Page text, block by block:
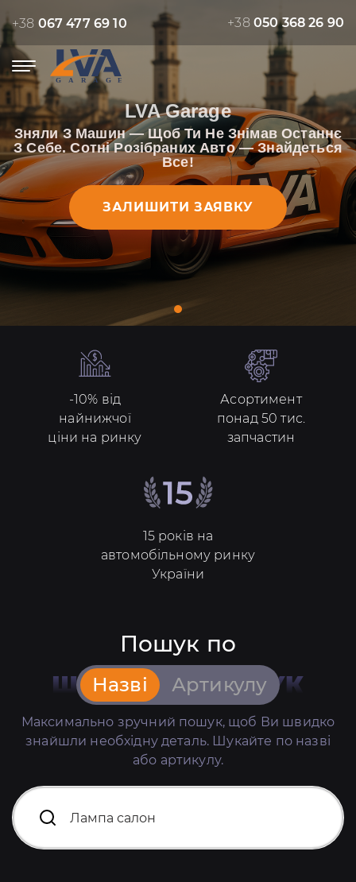
+38 067 477 69 10 +38 050 368 26 90
LVA Garage
Зняли З Машин — Щоб Ти Не Знімав Останнє
З Себе. Сотні Розібраних Авто — Знайдеться
Все!
ЗАЛИШИТИ ЗАЯВКУ
-10% від
найнижчої
ціни на ринку
Асортимент
понад 50 тис.
запчастин
15 років на
автомобільному ринку
України
Пошук по
ШВИДКИЙ ПОШУК
Максимально зручний пошук, щоб Ви швидко
знайшли необхідну деталь. Шукайте по назві
або артикулу.